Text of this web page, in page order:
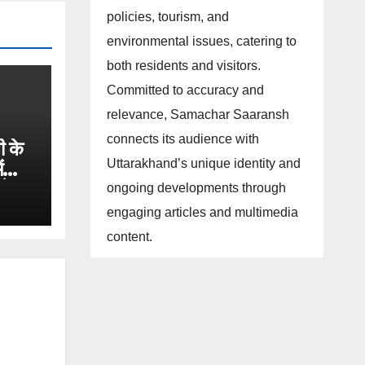
के
policies, tourism, and
environmental issues, catering to
both residents and visitors.
Committed to accuracy and
relevance, Samachar Saaransh
connects its audience with
Uttarakhand’s unique identity and
ongoing developments through
engaging articles and multimedia
content.